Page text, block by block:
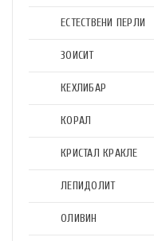
ЕСТЕСТВЕНИ ПЕРЛИ
ЗОИСИТ
КЕХЛИБАР
КОРАЛ
КРИСТАЛ КРАКЛЕ
ЛЕПИДОЛИТ
ОЛИВИН